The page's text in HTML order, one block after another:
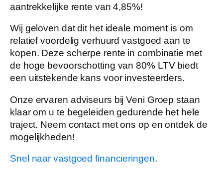
aantrekkelijke rente van 4,85%!
Wij geloven dat dit het ideale moment is om
relatief voordelig verhuurd vastgoed aan te
kopen. Deze scherpe rente in combinatie met
de hoge bevoorschotting van 80% LTV biedt
een uitstekende kans voor investeerders.
Onze ervaren adviseurs bij Veni Groep staan
klaar om u te begeleiden gedurende het hele
traject. Neem contact met ons op en ontdek de
mogelijkheden!
Snel naar vastgoed financieringen.